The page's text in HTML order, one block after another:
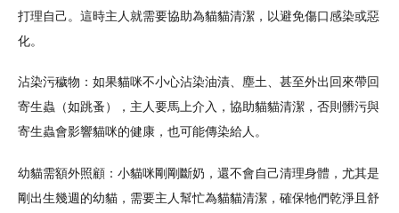
打理自己。這時主人就需要協助為貓貓清潔，以避免傷口感染或惡
化。
沾染污穢物：如果貓咪不小心沾染油漬、塵土、甚至外出回來帶回
寄生蟲（如跳蚤），主人要馬上介入，協助貓貓清潔，否則髒污與
寄生蟲會影響貓咪的健康，也可能傳染給人。
幼貓需額外照顧：小貓咪剛剛斷奶，還不會自己清理身體，尤其是
剛出生幾週的幼貓，需要主人幫忙為貓貓清潔，確保牠們乾淨且舒